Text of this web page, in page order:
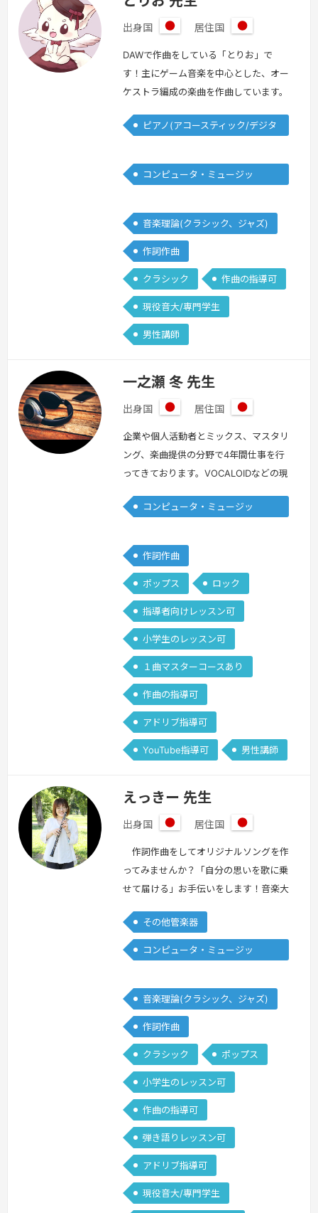
出身国
本
居住国
本
DAWで作曲をしている「とりお」で
す！主にゲーム音楽を中心とした、オー
ケストラ編成の楽曲を作曲しています。
っています！作曲について何も知らなか
うになったプロセスやコツなどを、レッ
スンを通してお伝えしていければ幸いで
きを見る »
ピアノ(アコースティック/デジタ
コンピュータ・ミュージッ
音楽理論(クラシック、ジャズ)
作詞作曲
クラシック 作曲の指導可
現役音大/専門学生
男性講師
一之瀬 冬 先生
出身国
本
居住国
本
企業や個人活動者とミックス、マスタリ
ング、楽曲提供の分野で4年間仕事を行
ってきております。VOCALOIDなどの現
たいけど何から手をつければ良いか分か
あえず1曲作れるようになる、専門シラ
バスを沢山の研究の末作り上げました。
初心者の方が音楽制作に手をつけやすい
様、分かりやすいをモットーにレッスン
を行っていきたいです。続きを見る »
コンピュータ・ミュージッ
作詞作曲
ポップス ロック
指導者向けレッスン可
小学生のレッスン可
１曲マスターコースあり
作曲の指導可
アドリブ指導可
YouTube指導可 男性講師
えっきー 先生
出身国
本
居住国
本
作詞作曲をしてオリジナルソングを作
ってみませんか？「自分の思いを歌に乗
せて届ける」お手伝いをします！音楽大
ーケストラ演奏10年！オーボエのレッ
スンも受付中です！一緒にオーボエの魅
力に迫ってみましょう♫続きを見る »
その他管楽器
コンピュータ・ミュージッ
音楽理論(クラシック、ジャズ)
作詞作曲
クラシック ポップス
小学生のレッスン可
作曲の指導可
弾き語りレッスン可
アドリブ指導可
現役音大/専門学生